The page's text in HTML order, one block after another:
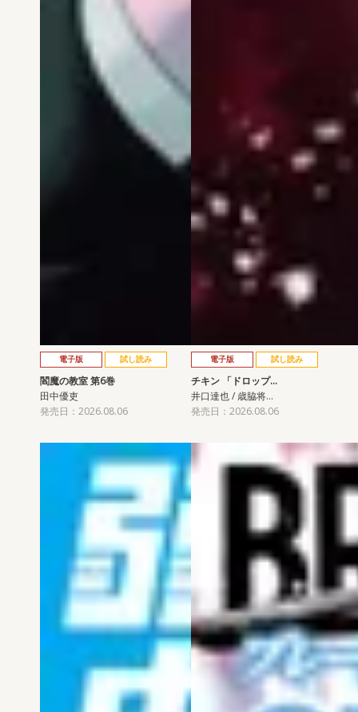
電子版 試し読み
閻魔の教室 第6巻
田中優吏
発売日：2026.08.06
電子版 試し読み
チキン 「ドロップ…
井口達也 / 歳脇将…
発売日：2026.08.06